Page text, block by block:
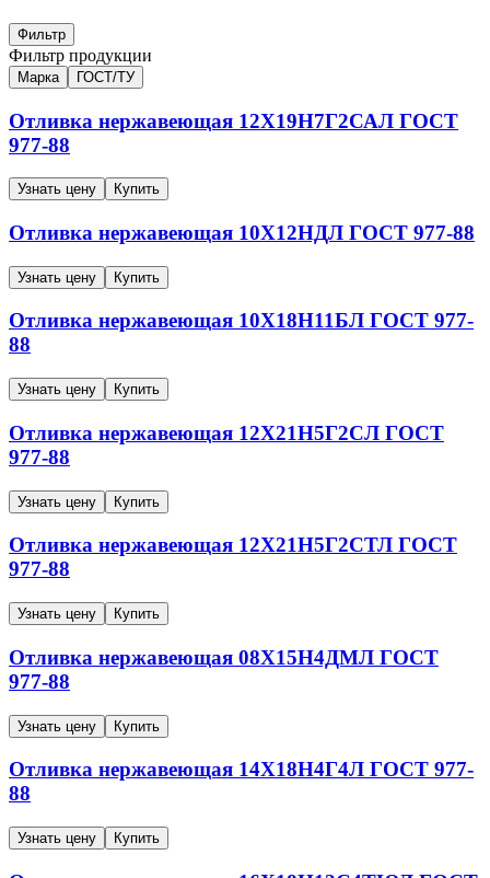
Фильтр
Фильтр продукции
Марка ГОСТ/ТУ
Отливка нержавеющая 12Х19Н7Г2САЛ ГОСТ
977-88
Узнать цену Купить
Отливка нержавеющая 10Х12НДЛ ГОСТ 977-88
Узнать цену Купить
Отливка нержавеющая 10Х18Н11БЛ ГОСТ 977-
88
Узнать цену Купить
Отливка нержавеющая 12Х21Н5Г2СЛ ГОСТ
977-88
Узнать цену Купить
Отливка нержавеющая 12Х21Н5Г2СТЛ ГОСТ
977-88
Узнать цену Купить
Отливка нержавеющая 08Х15Н4ДМЛ ГОСТ
977-88
Узнать цену Купить
Отливка нержавеющая 14Х18Н4Г4Л ГОСТ 977-
88
Узнать цену Купить